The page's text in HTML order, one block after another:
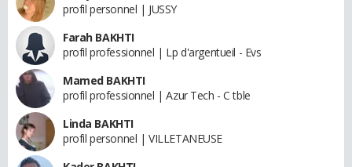
profil personnel | JUSSY
Farah BAKHTI
profil professionnel | Lp d'argentueil - Evs
Mamed BAKHTI
profil professionnel | Azur Tech - C tble
Linda BAKHTI
profil personnel | VILLETANEUSE